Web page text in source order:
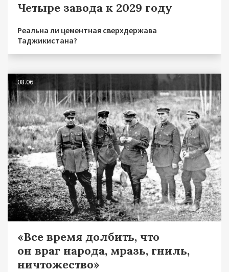
Четыре завода к 2029 году
Реальна ли цементная сверхдержава
Таджикистана?
08.06
«Все время долбить, что
он враг народа, мразь, гниль,
ничтожество»